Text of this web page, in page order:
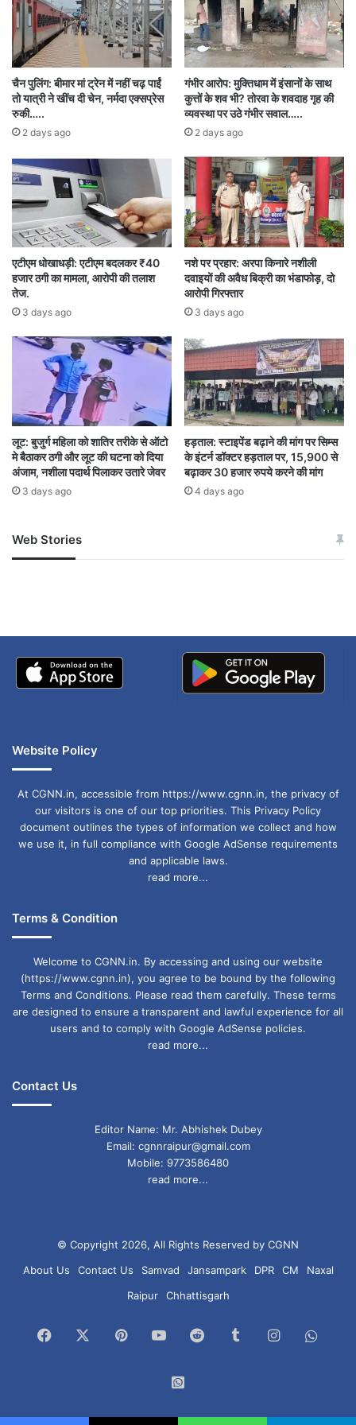
गोंडवाना और जेडी ट्रेनें भी प्रभावित होंगी। 24 से 27
अगस्त तक गोंदिया-झारसुगुड़ा पैसेंजर बिलासपुर-झारसुगुड़ा
के बीच रद्द रहेगी। 23, 25 और 26 अगस्त को निजामुद्दीन-
रायगढ़ गोंडवाना एक्सप्रेस केवल बिलासपुर तक ही चलेगी।
25, 27 और 28 अगस्त को रायगढ़-निजामुद्दीन गोंडवाना
बिलासपुर से ही रवाना होगी।
इसके अलावा, 31 अगस्त से 15 सितंबर तक 30 अन्य ट्रेनें
भी रद्द रहेंगी। रेलवे प्रशासन ने यात्रियों से अपील की है कि
वे अपने सफर की योजना पहले से बनाएं और किसी भी
असुविधा के लिए वैकल्पिक मार्ग का उपयोग करें। रेल काम
की वजह से ट्रेनें रद्द करने का यह निर्णय यात्रियों की सुरक्षा
बताया गया है।
23 से 27 अगस्त ट्रेन कैंसिल Bengal
Bilaspur-Jharsuguda rail line project
Diverted route Electrification work
Gondwana Express
Maharashtra
Nizamuddin-Raigad train Odisha
Train cancelled from 23 to 27 August
Train operation ओडिशा गुजरात
गोंडवाना एक्सप्रेस चौथी लाइन निर्माण
छत्तीसगढ़ ट्रेन रद्द जम्मू झारखंड
बिलासपुर-झारसुगुड़ा रेल लाइन परियोजना महाराष्ट्र
यात्रियों की असुविधा राजस्थान रेलवे प्रशासन
विद्युतीकरण काम
चैन पुलिंग: बीमार मां ट्रेन में नहीं चढ़ पाईं
तो यात्री ने खींच दी चेन, नर्मदा एक्सप्रेस
रुकी…..
2 days ago
गंभीर आरोप: मुक्तिधाम में इंसानों के साथ
कुत्तों के शव भी? तोरवा के शवदाह गृह की
व्यवस्था पर उठे गंभीर सवाल…..
2 days ago
एटीएम धोखाधड़ी: एटीएम बदलकर ₹40
हजार ठगी का मामला, आरोपी की तलाश
तेज.
3 days ago
नशे पर प्रहार: अरपा किनारे नशीली
दवाइयों की अवैध बिक्री का भंडाफोड़, दो
आरोपी गिरफ्तार
3 days ago
लूट: बुजुर्ग महिला को शातिर तरीके से ऑटो
मे बैठाकर ठगी और लूट की घटना को दिया
अंजाम, नशीला पदार्थ पिलाकर उतारे जेवर
3 days ago
हड़ताल: स्टाइपेंड बढ़ाने की मांग पर सिम्स
के इंटर्न डॉक्टर हड़ताल पर, 15,900 से
बढ़ाकर 30 हजार रुपये करने की मांग
4 days ago
Web Stories
जम्मू-कश्मीर में बारिश से
अपडेट
खाई में धक्का… आरोपियों ने
Website Policy
At CGNN.in, accessible from https://www.cgnn.in, the privacy of
our visitors is one of our top priorities. This Privacy Policy
document outlines the types of information we collect and how
we use it, in full compliance with Google AdSense requirements
and applicable laws.
read more...
Terms & Condition
Welcome to CGNN.in. By accessing and using our website
(https://www.cgnn.in), you agree to be bound by the following
Terms and Conditions. Please read them carefully. These terms
are designed to ensure a transparent and lawful experience for all
users and to comply with Google AdSense policies.
read more...
Contact Us
Editor Name: Mr. Abhishek Dubey
Email: cgnnraipur@gmail.com
Mobile: 9773586480
read more...
© Copyright 2026, All Rights Reserved by CGNN
About Us
Contact Us Samvad Jansampark DPR CM
Naxal
Raipur
Chhattisgarh
Facebook PinterestYouTubeReddit TumblrInstagram
Group